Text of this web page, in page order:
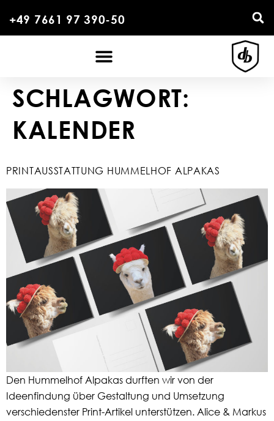
+49 7661 97 390-50
SCHLAGWORT:
KALENDER
PRINTAUSSTATTUNG HUMMELHOF ALPAKAS
Den Hummelhof Alpakas durften wir von der
Ideenfindung über Gestaltung und Umsetzung
verschiedenster Print-Artikel unterstützen. Alice & Markus